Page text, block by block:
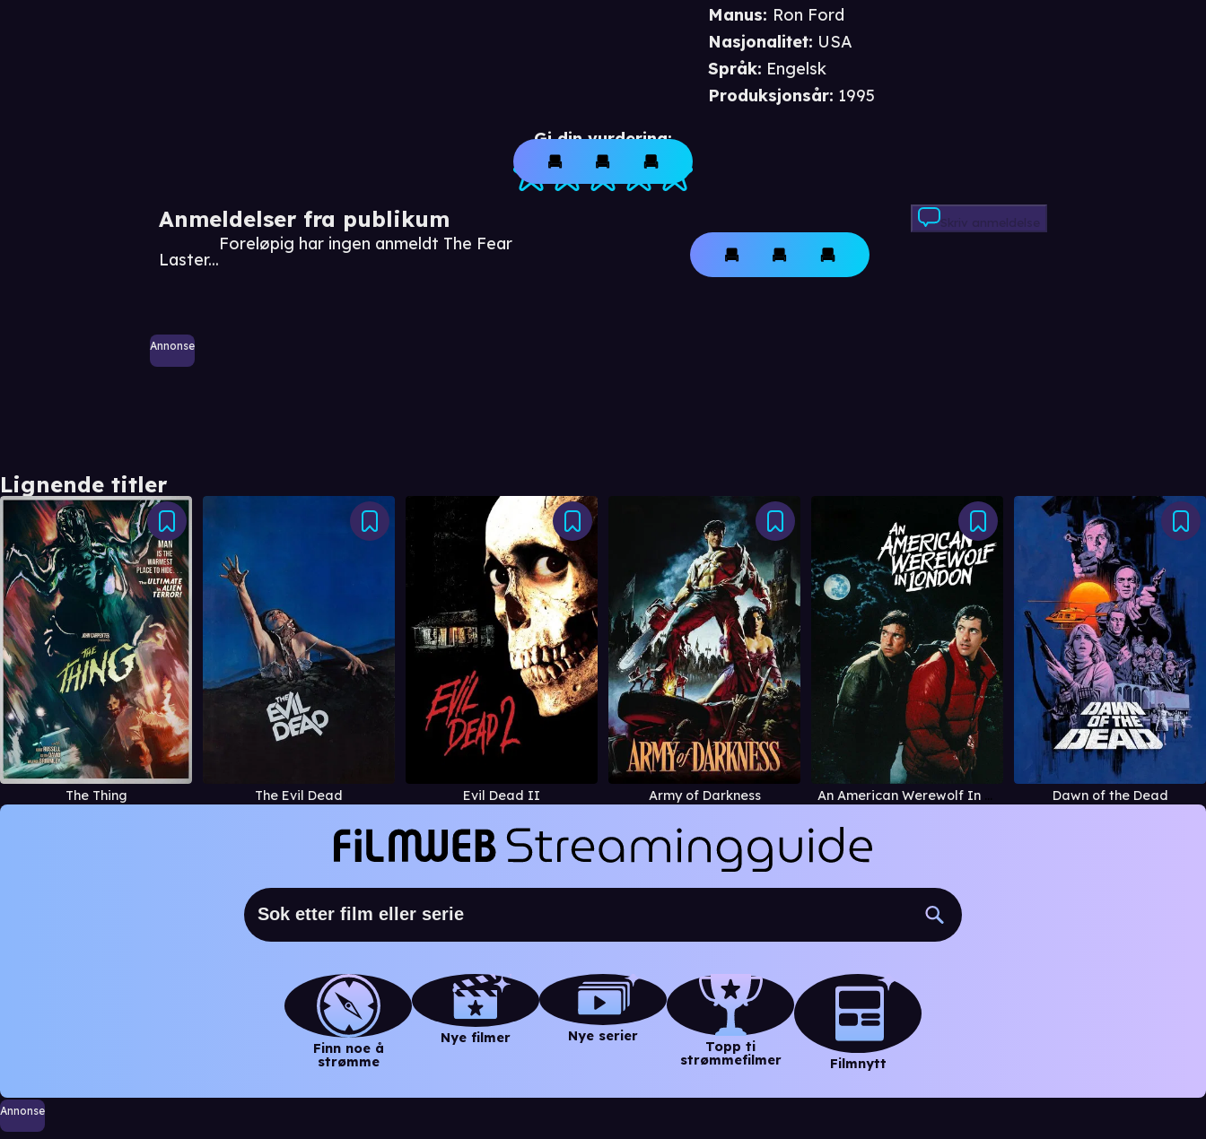
Gi din vurdering:
Anmeldelser fra publikum
Laster...
Foreløpig har ingen anmeldt The Fear
Skriv anmeldelse
Annonse
Manus: Ron Ford
Nasjonalitet: USA
Språk: Engelsk
Produksjonsår: 1995
Lignende titler
The Thing The Evil Dead Evil Dead II Army of Darkness An American Werewolf In London Dawn of the Dead
Finn noe å
strømme
Nye filmer Nye serier
Topp ti
strømmefilmer
Filmnytt
Annonse